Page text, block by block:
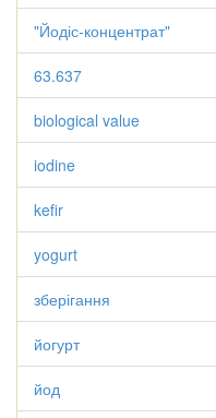
"Йодіс-концентрат"
63.637
biological value
iodine
kefir
yogurt
зберігання
йогурт
йод